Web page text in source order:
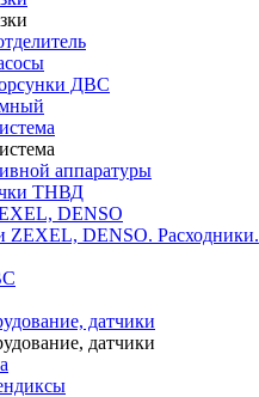
ДВС
аппаратуры
ТНВД
DENSO
ZEXEL, DENSO. Расходники.
датчики
датчики